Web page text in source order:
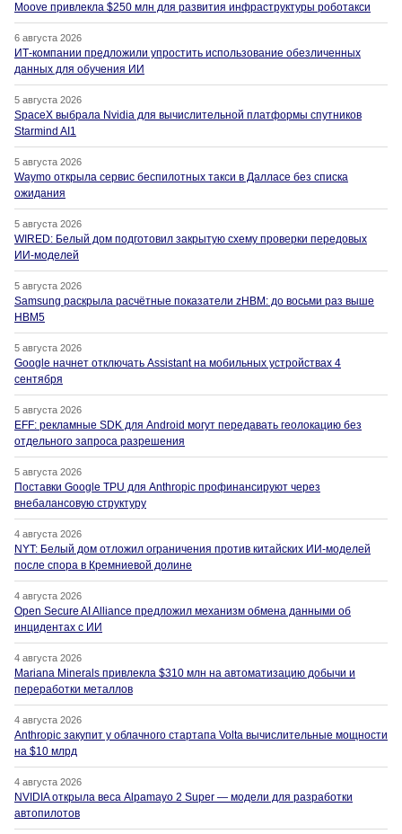
Moove привлекла $250 млн для развития инфраструктуры роботакси
6 августа 2026
ИТ-компании предложили упростить использование обезличенных
данных для обучения ИИ
5 августа 2026
SpaceX выбрала Nvidia для вычислительной платформы спутников
Starmind AI1
5 августа 2026
Waymo открыла сервис беспилотных такси в Далласе без списка
ожидания
5 августа 2026
WIRED: Белый дом подготовил закрытую схему проверки передовых
ИИ-моделей
5 августа 2026
Samsung раскрыла расчётные показатели zHBM: до восьми раз выше
HBM5
5 августа 2026
Google начнет отключать Assistant на мобильных устройствах 4
сентября
5 августа 2026
EFF: рекламные SDK для Android могут передавать геолокацию без
отдельного запроса разрешения
5 августа 2026
Поставки Google TPU для Anthropic профинансируют через
внебалансовую структуру
4 августа 2026
NYT: Белый дом отложил ограничения против китайских ИИ-моделей
после спора в Кремниевой долине
4 августа 2026
Open Secure AI Alliance предложил механизм обмена данными об
инцидентах с ИИ
4 августа 2026
Mariana Minerals привлекла $310 млн на автоматизацию добычи и
переработки металлов
4 августа 2026
Anthropic закупит у облачного стартапа Volta вычислительные мощности
на $10 млрд
4 августа 2026
NVIDIA открыла веса Alpamayo 2 Super — модели для разработки
автопилотов